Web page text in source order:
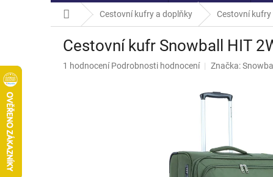
Domů Cestovní kufry a doplňky Cestovní
Cestovní kufr Snowball HIT
Průměrné
1 hodnocení Podrobnosti hodnocení Značka:Snowball